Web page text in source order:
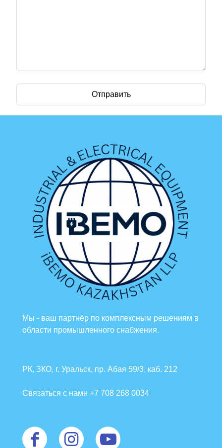
Мы - ваш партнёр по комплексным решениям в
области промышленного снабжения.
РК, ЗКО, г. Уральск, пр. Абая 59/3, каб. 212
Связаться с нами +7 708 268 0034